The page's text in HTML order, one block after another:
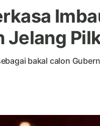
Jelang
bakal calon